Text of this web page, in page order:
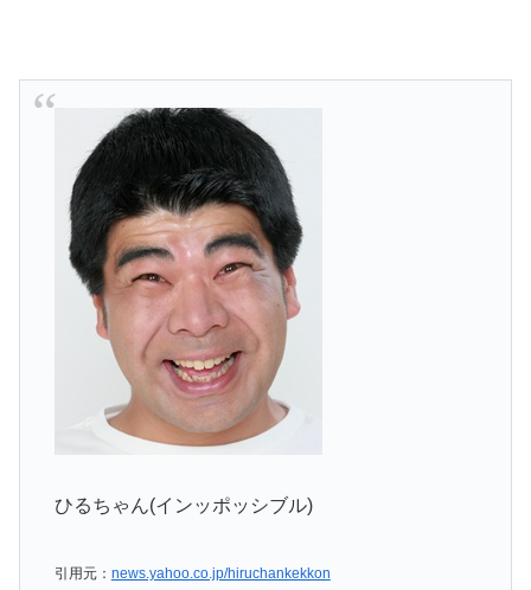
ひるちゃん(インッポッシブル)
引用元： news.yahoo.co.jp/hiruchankekkon